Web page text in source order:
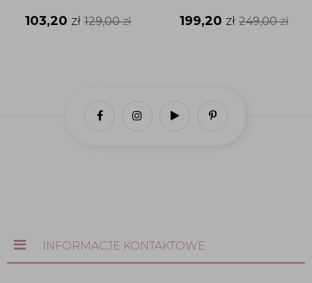
103,20 zł 129,00zł 199,20 zł 249,00zł
INFORMACJE KONTAKTOWE